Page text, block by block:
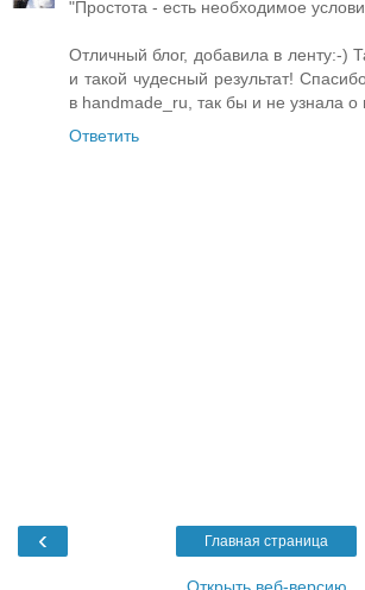
"Простота - есть необходимое
Отличный блог, добавила в ленту:-)
и такой чудесный результат!
в handmade_ru, так бы и не узнала о
Ответить
‹ Главная страница
Открыть веб-версию